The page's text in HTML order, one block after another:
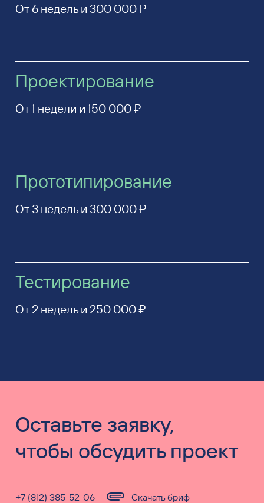
От 6 недель и 300 000 ₽
Проектирование
От 1 недели и 150 000 ₽
Прототипирование
От 3 недель и 300 000 ₽
Тестирование
От 2 недель и 250 000 ₽
Оставьте заявку,
чтобы обсудить проект
+7 (812) 385-52-06
Скачать бриф